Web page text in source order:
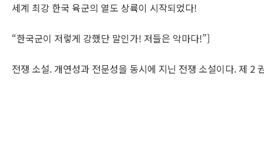
세계 최강 한국 육군의 열도 상륙이 시작되었다!
“한국군이 저렇게 강했단 말인가! 저들은 악마다!”]
전쟁 소설. 개연성과 전문성을 동시에 지닌 전쟁 소설이다. 제 2